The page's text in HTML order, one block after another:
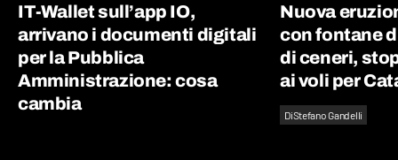
IT-Wallet sull’app IO,
arrivano i documenti digitali
per la Pubblica
Amministrazione: cosa
cambia
Nuova
con fontane
di ceneri,
ai voli per
DiStefano Gandelli